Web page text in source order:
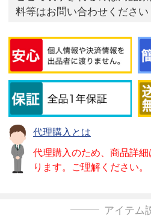
料等はお問い合わせください
代理購入とは
代理購入のため、商品詳
ります。ご理解ください。
アイテム